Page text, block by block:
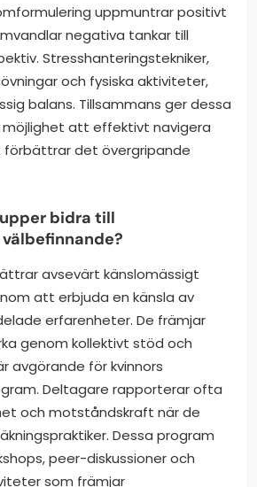
uppmuntrar positivt
negativa tankar till
Stresshanteringstekniker,
och fysiska aktiviteter,
balans. Tillsammans ger dessa
möjlighet att effektivt navigera
förbättrar det övergripande
bidra till
avsevärt känslomässigt
att erbjuda en känsla av
erfarenheter. De främjar
genom kollektivt stöd och
avgörande för kvinnors
Deltagare rapporterar ofta
och motståndskraft när de
Dessa program
peer-diskussioner och
som främjar